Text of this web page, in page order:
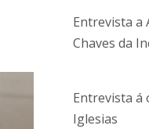
Entrevista a
Chaves da
Entrevista á
Iglesias